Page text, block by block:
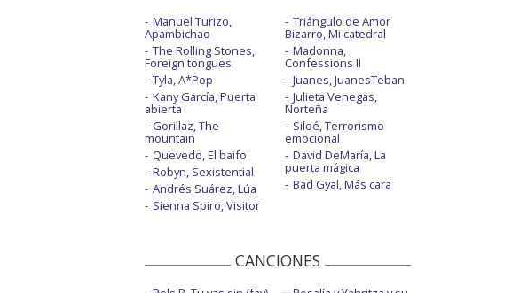
Manuel Turizo,
Apambichao
The Rolling Stones,
Foreign tongues
Tyla, A*Pop
Kany García, Puerta
abierta
Gorillaz, The
mountain
Quevedo, El baifo
Robyn, Sexistential
Andrés Suárez, Lúa
Sienna Spiro, Visitor
Triángulo de Amor
Bizarro, Mi catedral
Madonna,
Confessions II
Juanes, JuanesTeban
Julieta Venegas,
Norteña
Siloé, Terrorismo
emocional
David DeMaría, La
puerta mágica
Bad Gyal, Más cara
CANCIONES